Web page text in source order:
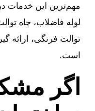
مهم‌ترین این خدمات
لوله فاضلاب، چاه
توالت فرنگی، ارائه
است.
اگر